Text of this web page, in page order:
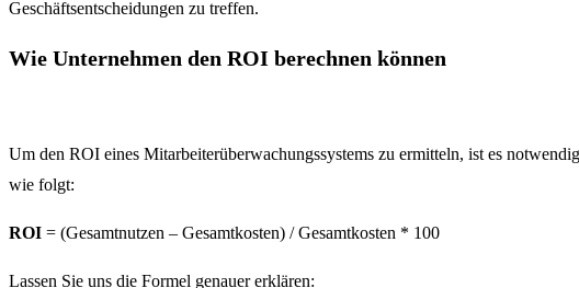
Geschäftsentscheidungen zu treffen.
Wie Unternehmen den ROI berechnen können
Um den ROI eines Mitarbeiterüberwachungssystems zu ermitteln, ist es
wie folgt:
ROI = (Gesamtnutzen – Gesamtkosten) / Gesamtkosten * 100
Lassen Sie uns die Formel genauer erklären: